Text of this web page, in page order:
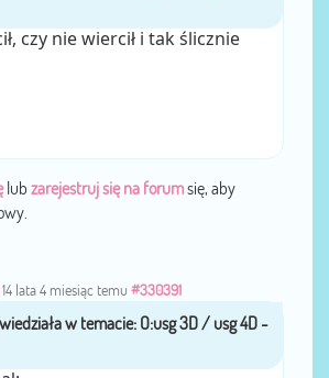
czy nie wiercił i tak ślicznie
lub zarejestruj się na forumsię, aby
14 lata 4 miesiąc temu #330391
przezKamyczka